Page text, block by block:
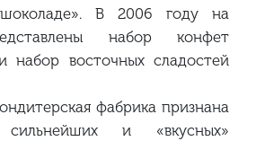
В 2006 году на
набор конфет
набор восточных сладостей
фабрика признана
и «вкусных»